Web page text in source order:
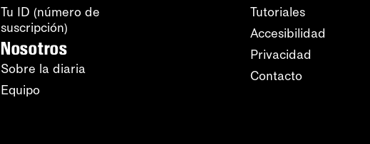
Tu ID (número de
suscripción)
Nosotros
Sobre la diaria
Equipo
Tutoriales
Accesibilidad
Privacidad
Contacto